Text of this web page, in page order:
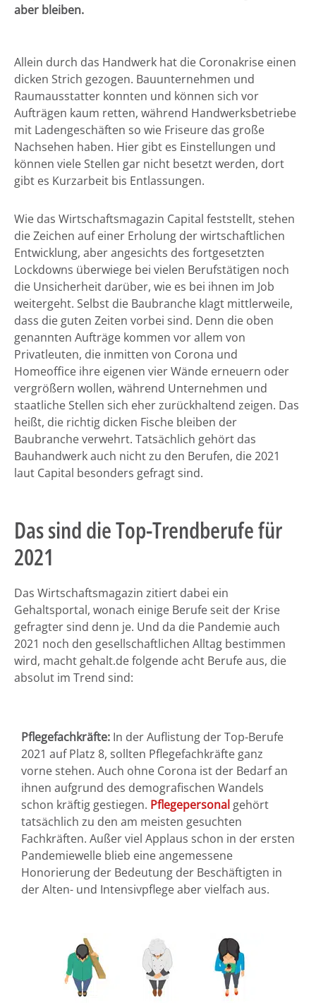
aber bleiben.
Allein durch das Handwerk hat die Coronakrise einen
dicken Strich gezogen. Bauunternehmen und
Raumausstatter konnten und können sich vor
Aufträgen kaum retten, während Handwerksbetriebe
mit Ladengeschäften so wie Friseure das große
Nachsehen haben. Hier gibt es Einstellungen und
können viele Stellen gar nicht besetzt werden, dort
gibt es Kurzarbeit bis Entlassungen.
Wie das Wirtschaftsmagazin Capital feststellt, stehen
die Zeichen auf einer Erholung der wirtschaftlichen
Entwicklung, aber angesichts des fortgesetzten
Lockdowns überwiege bei vielen Berufstätigen noch
die Unsicherheit darüber, wie es bei ihnen im Job
weitergeht. Selbst die Baubranche klagt mittlerweile,
dass die guten Zeiten vorbei sind. Denn die oben
genannten Aufträge kommen vor allem von
Privatleuten, die inmitten von Corona und
Homeoffice ihre eigenen vier Wände erneuern oder
vergrößern wollen, während Unternehmen und
staatliche Stellen sich eher zurückhaltend zeigen. Das
heißt, die richtig dicken Fische bleiben der
Baubranche verwehrt. Tatsächlich gehört das
Bauhandwerk auch nicht zu den Berufen, die 2021
laut Capital besonders gefragt sind.
Das sind die Top-Trendberufe für
2021
Das Wirtschaftsmagazin zitiert dabei ein
Gehaltsportal, wonach einige Berufe seit der Krise
gefragter sind denn je. Und da die Pandemie auch
2021 noch den gesellschaftlichen Alltag bestimmen
wird, macht gehalt.de folgende acht Berufe aus, die
absolut im Trend sind:
Pflegefachkräfte: In der Auflistung der Top-Berufe
2021 auf Platz 8, sollten Pflegefachkräfte ganz
vorne stehen. Auch ohne Corona ist der Bedarf an
ihnen aufgrund des demografischen Wandels
schon kräftig gestiegen. Pflegepersonal gehört
tatsächlich zu den am meisten gesuchten
Fachkräften. Außer viel Applaus schon in der ersten
Pandemiewelle blieb eine angemessene
Honorierung der Bedeutung der Beschäftigten in
der Alten- und Intensivpflege aber vielfach aus.